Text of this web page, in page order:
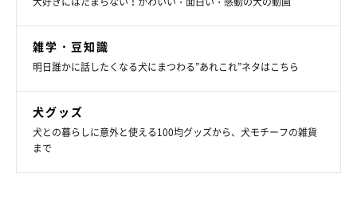
雑学・豆知識
明日誰かに話したくなる犬にまつわる”あれこれ”ネタはこちら
犬グッズ
犬との暮らしに意外と使える100均グッズから、犬モチーフの雑貨
まで